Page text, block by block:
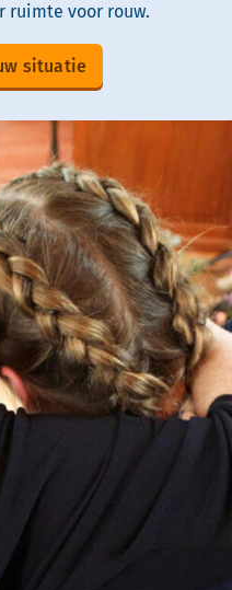
ruimte voor rouw.
situatie